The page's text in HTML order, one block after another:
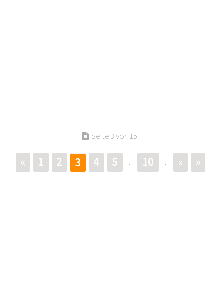
Seite 3 von 15
« 1 2 3 4 5 . 10 . » »